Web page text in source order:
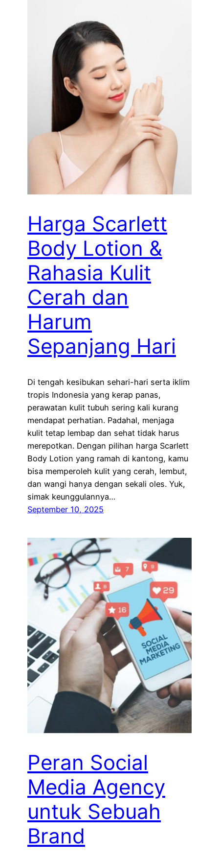
Harga Scarlett
Body Lotion &
Rahasia Kulit
Cerah dan
Harum
Sepanjang Hari
Di tengah kesibukan sehari-hari serta iklim
tropis Indonesia yang kerap panas,
perawatan kulit tubuh sering kali kurang
mendapat perhatian. Padahal, menjaga
kulit tetap lembap dan sehat tidak harus
merepotkan. Dengan pilihan harga Scarlett
Body Lotion yang ramah di kantong, kamu
bisa memperoleh kulit yang cerah, lembut,
dan wangi hanya dengan sekali oles. Yuk,
simak keunggulannya…
September 10, 2025
Peran Social
Media Agency
untuk Sebuah
Brand